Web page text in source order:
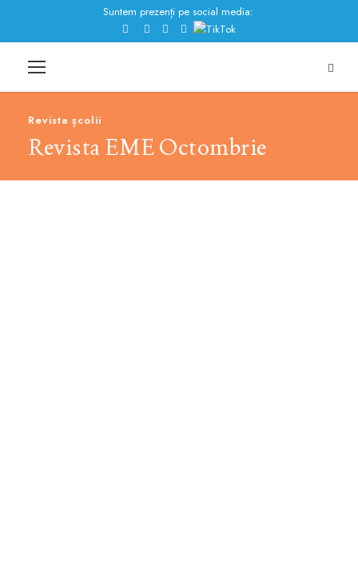
Suntem prezenți pe social media:
Revista școlii
Revista EME Octombrie